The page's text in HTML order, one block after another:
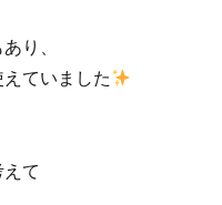
り、
ていました
て